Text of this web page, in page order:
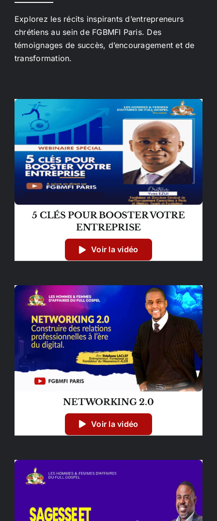
Explorez les récits inspirants d’entrepreneurs
chrétiens au sein de FGBMFI Paris. Des
témoignages de succès, d’encouragement et de
transformation.
5 CLÉS POUR BOOSTER VOTRE
ENTREPRISE
Voir la vidéo
NETWORKING 2.0
Voir la vidéo